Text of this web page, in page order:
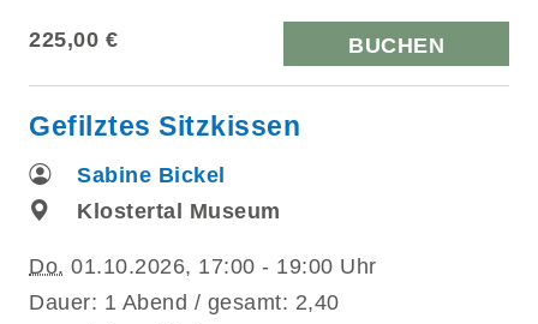
225,00 € BUCHEN
Gefilztes Sitzkissen
Sabine Bickel
Klostertal Museum
Do. 01.10.2026, 17:00 - 19:00 Uhr
Dauer: 1 Abend / gesamt: 2,40